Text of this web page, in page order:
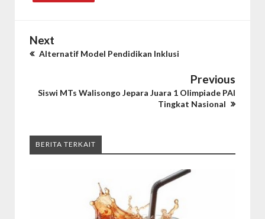
Next
Alternatif Model Pendidikan Inklusi
Previous
Siswi MTs Walisongo Jepara Juara 1 Olimpiade PAI
Tingkat Nasional
BERITA TERKAIT